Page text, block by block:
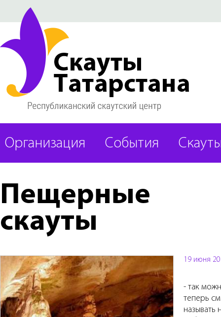
Организация События
Пещерные
скауты
19 июня
- так
теперь
называть